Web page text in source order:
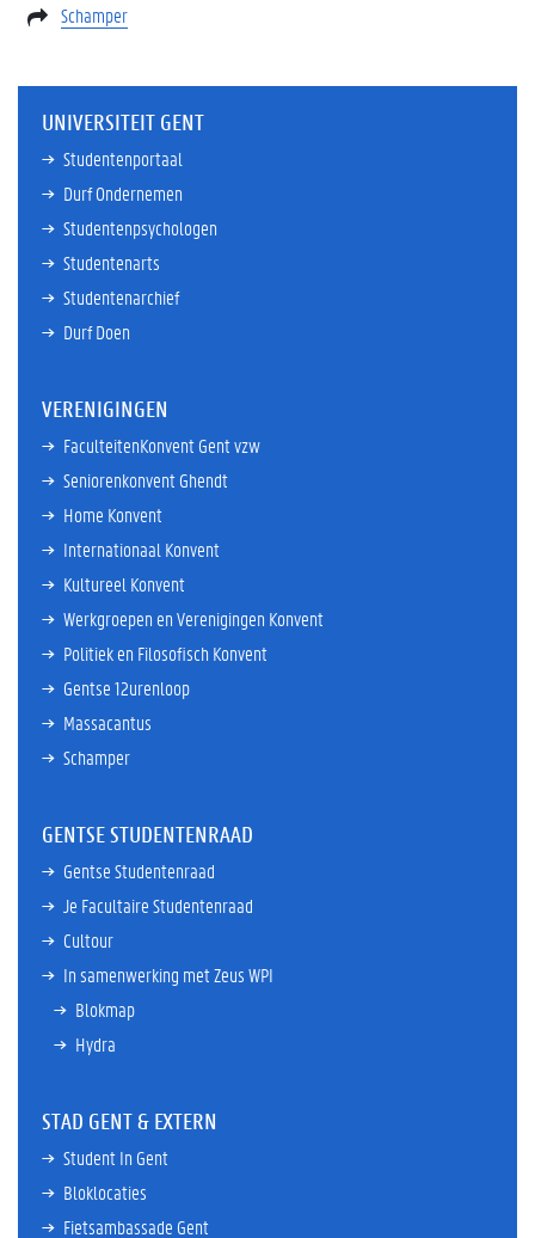
Schamper
UNIVERSITEIT GENT
Studentenportaal
Durf Ondernemen
Studentenpsychologen
Studentenarts
Studentenarchief
Durf Doen
VERENIGINGEN
FaculteitenKonvent Gent vzw
Seniorenkonvent Ghendt
Home Konvent
Internationaal Konvent
Kultureel Konvent
Werkgroepen en Verenigingen Konvent
Politiek en Filosofisch Konvent
Gentse 12urenloop
Massacantus
Schamper
GENTSE STUDENTENRAAD
Gentse Studentenraad
Je Facultaire Studentenraad
Cultour
In samenwerking met Zeus WPI
Blokmap
Hydra
STAD GENT & EXTERN
Student In Gent
Bloklocaties
Fietsambassade Gent